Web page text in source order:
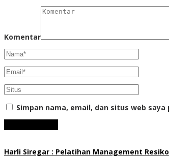
Komentar
Simpan nama, email, dan situs web
Harli Siregar : Pelatihan Management